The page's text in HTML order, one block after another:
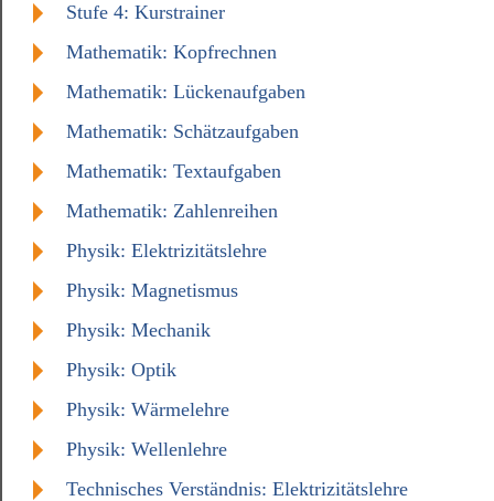
Stufe 4: Kurstrainer
Mathematik: Kopfrechnen
Mathematik: Lückenaufgaben
Mathematik: Schätzaufgaben
Mathematik: Textaufgaben
Mathematik: Zahlenreihen
Physik: Elektrizitätslehre
Physik: Magnetismus
Physik: Mechanik
Physik: Optik
Physik: Wärmelehre
Physik: Wellenlehre
Technisches Verständnis: Elektrizitätslehre